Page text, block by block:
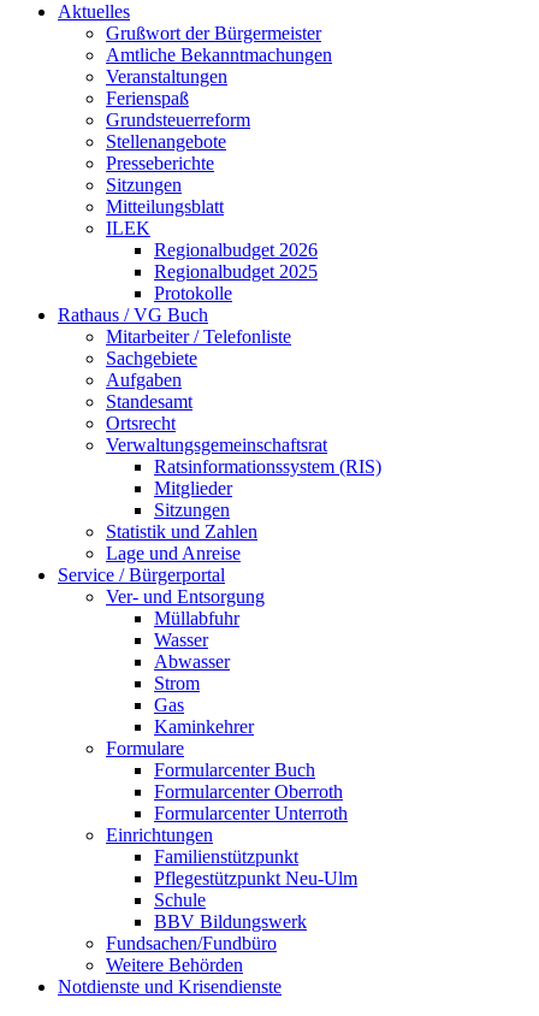
Aktuelles
Grußwort der Bürgermeister
Amtliche Bekanntmachungen
Veranstaltungen
Ferienspaß
Grundsteuerreform
Stellenangebote
Presseberichte
Sitzungen
Mitteilungsblatt
ILEK
Regionalbudget 2026
Regionalbudget 2025
Protokolle
Rathaus / VG Buch
Mitarbeiter / Telefonliste
Sachgebiete
Aufgaben
Standesamt
Ortsrecht
Verwaltungsgemeinschaftsrat
Ratsinformationssystem (RIS)
Mitglieder
Sitzungen
Statistik und Zahlen
Lage und Anreise
Service / Bürgerportal
Ver- und Entsorgung
Müllabfuhr
Wasser
Abwasser
Strom
Gas
Kaminkehrer
Formulare
Formularcenter Buch
Formularcenter Oberroth
Formularcenter Unterroth
Einrichtungen
Familienstützpunkt
Pflegestützpunkt Neu-Ulm
Schule
BBV Bildungswerk
Fundsachen/Fundbüro
Weitere Behörden
Notdienste und Krisendienste